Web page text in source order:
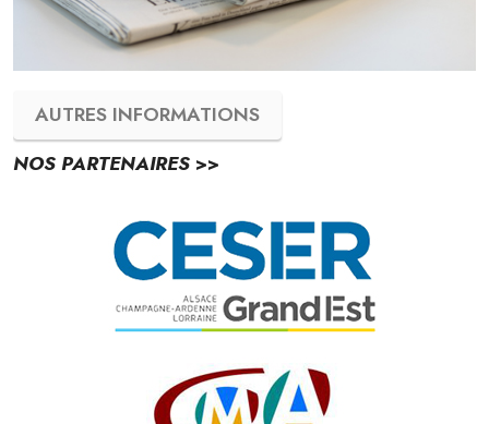
AUTRES INFORMATIONS
NOS PARTENAIRES >>